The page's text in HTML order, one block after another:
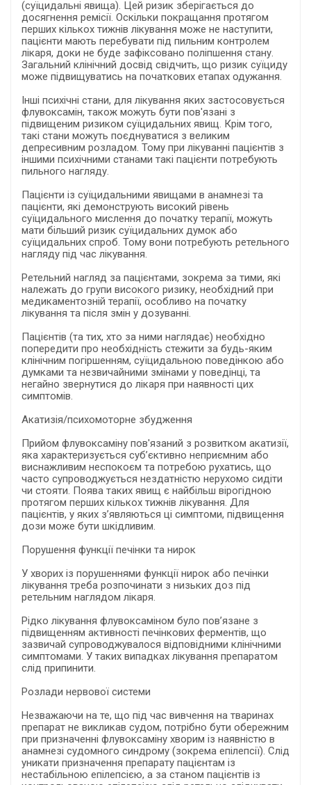
(суїцидальні явища). Цей ризик зберігається до
досягнення ремісії. Оскільки покращання протягом
перших кількох тижнів лікування може не наступити,
пацієнти мають перебувати під пильним контролем
лікаря, доки не буде зафіксовано поліпшення стану.
Загальний клінічний досвід свідчить, що ризик суїциду
може підвищуватись на початкових етапах одужання.
Інші психічні стани, для лікування яких застосовується
флувоксамін, також можуть бути пов'язані з
підвищеним ризиком суїцидальних явищ. Крім того,
такі стани можуть поєднуватися з великим
депресивним розладом. Тому при лікуванні пацієнтів з
іншими психічними станами такі пацієнти потребують
пильного нагляду.
Пацієнти із суїцидальними явищами в анамнезі та
пацієнти, які демонструють високий рівень
суїцидального мислення до початку терапії, можуть
мати більший ризик суїцидальних думок або
суїцидальних спроб. Тому вони потребують ретельного
нагляду під час лікування.
Ретельний нагляд за пацієнтами, зокрема за тими, які
належать до групи високого ризику, необхідний при
медикаментозній терапії, особливо на початку
лікування та після змін у дозуванні.
Пацієнтів (та тих, хто за ними наглядає) необхідно
попередити про необхідність стежити за будь-яким
клінічним погіршенням, суїцидальною поведінкою або
думками та незвичайними змінами у поведінці, та
негайно звернутися до лікаря при наявності цих
симптомів.
Акатизія/психомоторне збудження
Прийом флувоксаміну пов'язаний з розвитком акатизії,
яка характеризується суб’єктивно неприємним або
виснажливим неспокоєм та потребою рухатись, що
часто супроводжується нездатністю нерухомо сидіти
чи стояти. Поява таких явищ є найбільш вірогідною
протягом перших кількох тижнів лікування. Для
пацієнтів, у яких з’являються ці симптоми, підвищення
дози може бути шкідливим.
Порушення функції печінки та нирок
У хворих із порушеннями функції нирок або печінки
лікування треба розпочинати з низьких доз під
ретельним наглядом лікаря.
Рідко лікування флувоксаміном було пов’язане з
підвищенням активності печінкових ферментів, що
зазвичай супроводжувалося відповідними клінічними
симптомами. У таких випадках лікування препаратом
слід припинити.
Розлади нервової системи
Незважаючи на те, що під час вивчення на тваринах
препарат не викликав судом, потрібно бути обережним
при призначенні флувоксаміну хворим із наявністю в
анамнезі судомного синдрому (зокрема епілепсії). Слід
уникати призначення препарату пацієнтам із
нестабільною епілепсією, а за станом пацієнтів із